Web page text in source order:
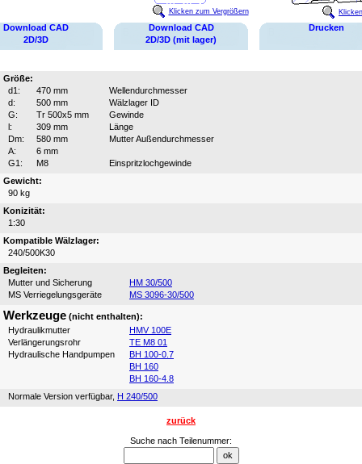
Klicken zum Vergrößern
Download CAD
2D/3D
Download CAD
2D/3D (mit lager)
Drucken
Größe:
d1:
470 mm
Wellendurchmesser
d:
500 mm
Wälzlager ID
G:
Tr 500x5 mm
Gewinde
l:
309 mm
Länge
Dm:
580 mm
Mutter Außendurchmesser
A:
6 mm
G1:
M8
Einspritzlochgewinde
Gewicht:
90 kg
Konizität:
1:30
Kompatible Wälzlager:
240/500K30
Begleiten:
Mutter und Sicherung
HM 30/500
MS Verriegelungsgeräte
MS 3096-30/500
Werkzeuge (nicht enthalten):
Hydraulikmutter
HMV 100E
Verlängerungsrohr
TE M8 01
Hydraulische Handpumpen
BH 100-0.7
BH 160
BH 160-4.8
Normale Version verfügbar, H 240/500
zurück
Suche nach Teilenummer: